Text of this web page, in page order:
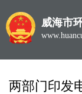
威海市
两部门印发